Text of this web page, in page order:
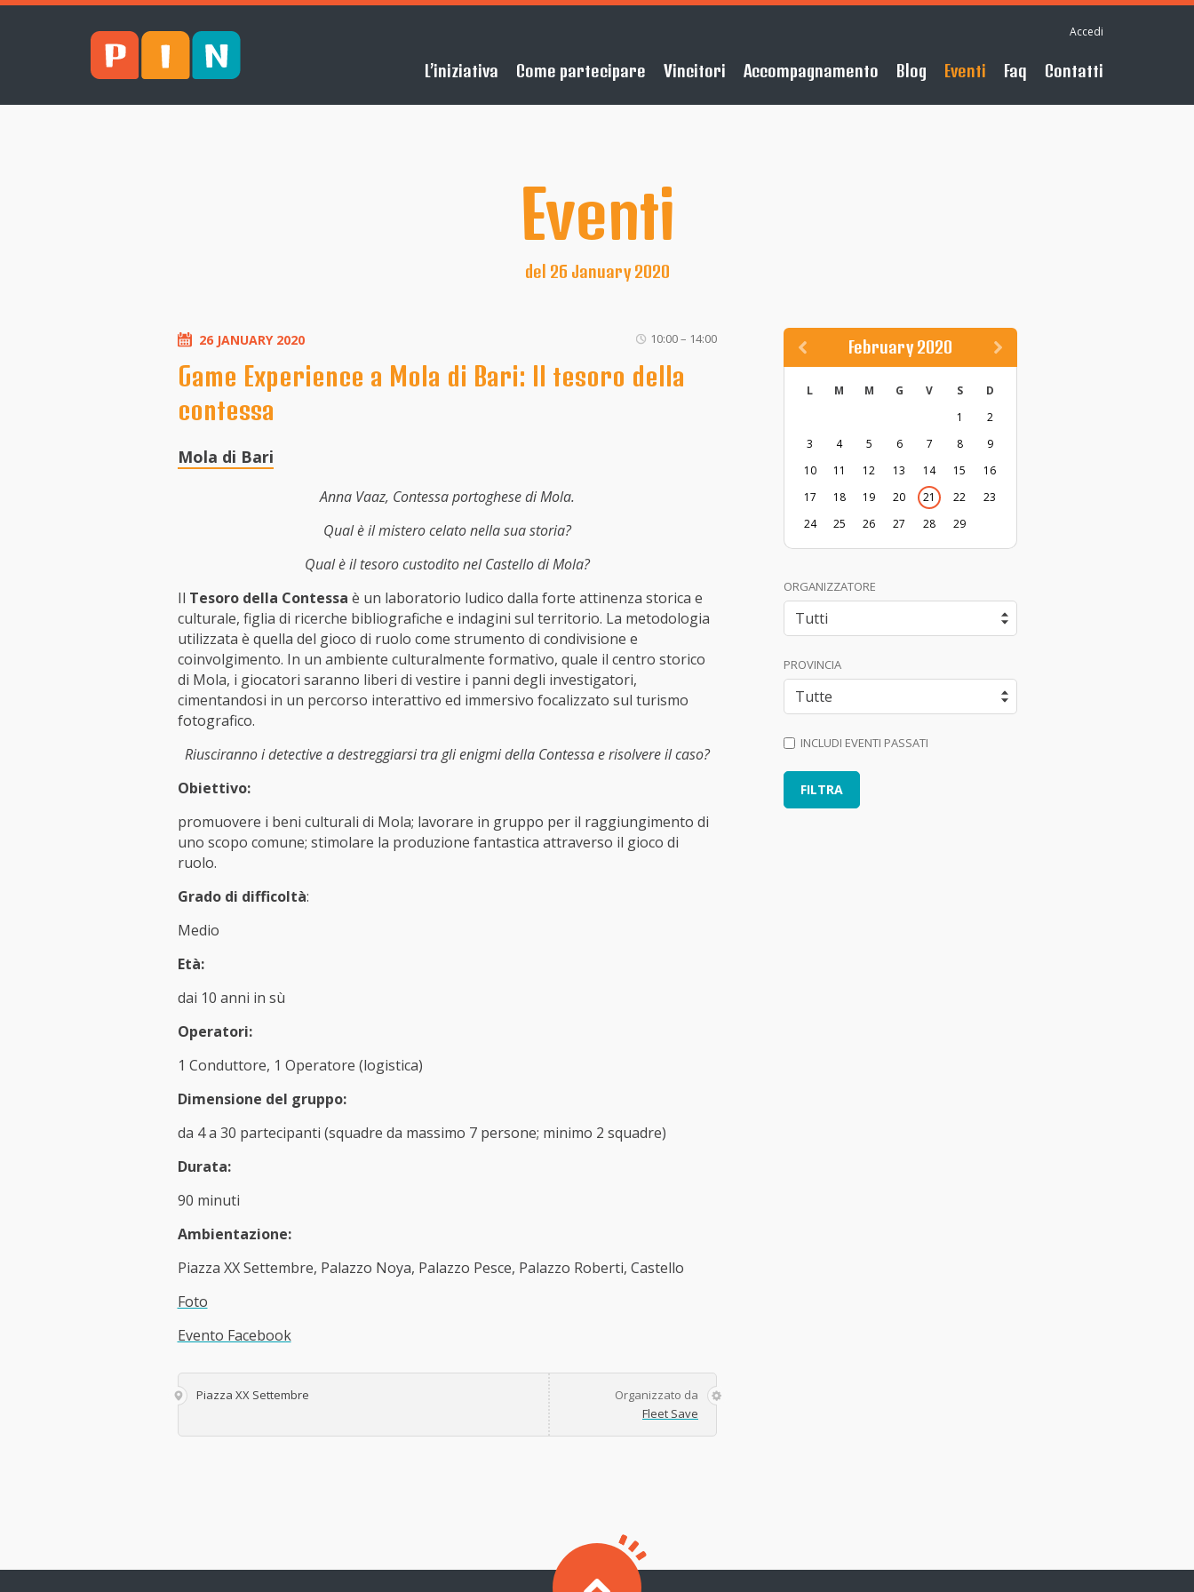
Accedi
L’iniziativa Come partecipare Vincitori Accompagnamento Blog Eventi Faq Contatti
Eventi
del 26 January 2020
26 JANUARY 2020 10:00 – 14:00
Game Experience a Mola di Bari: Il tesoro della
contessa
Mola di Bari
Anna Vaaz, Contessa portoghese di Mola.
Qual è il mistero celato nella sua storia?
Qual è il tesoro custodito nel Castello di Mola?
Il Tesoro della Contessa è un laboratorio ludico dalla forte attinenza storica e
culturale, figlia di ricerche bibliografiche e indagini sul territorio. La metodologia
utilizzata è quella del gioco di ruolo come strumento di condivisione e
coinvolgimento. In un ambiente culturalmente formativo, quale il centro storico
di Mola, i giocatori saranno liberi di vestire i panni degli investigatori,
cimentandosi in un percorso interattivo ed immersivo focalizzato sul turismo
fotografico.
Riusciranno i detective a destreggiarsi tra gli enigmi della Contessa e risolvere il caso?
Obiettivo:
promuovere i beni culturali di Mola; lavorare in gruppo per il raggiungimento di
uno scopo comune; stimolare la produzione fantastica attraverso il gioco di
ruolo.
Grado di difficoltà:
Medio
Età:
dai 10 anni in sù
Operatori:
1 Conduttore, 1 Operatore (logistica)
Dimensione del gruppo:
da 4 a 30 partecipanti (squadre da massimo 7 persone; minimo 2 squadre)
Durata:
90 minuti
Ambientazione:
Piazza XX Settembre, Palazzo Noya, Palazzo Pesce, Palazzo Roberti, Castello
Foto
Evento Facebook
Piazza XX Settembre
Organizzato da
Fleet Save
February 2020
L M M G V S
D
1
2
3
4 5 6 7 8
9
10
11 12 13 14 15
16
17
18 19 20 21 22
23
24
25 26 27 28 29
ORGANIZZATORE
PROVINCIA
INCLUDI EVENTI PASSATI